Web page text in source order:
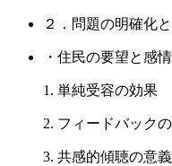
２．問題の明確化
・住民の要望と感
1. 単純受容の効果
2. フィードバック
3. 共感的傾聴の意